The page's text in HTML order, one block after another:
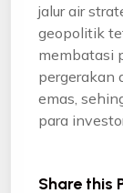
jalur air
geopolitik
membatasi
pergerakan
emas,
para
Share this